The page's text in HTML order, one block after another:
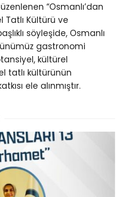
“Osmanlı’dan
Tatlı Kültürü ve
söyleşide, Osmanlı
gastronomi
kültürel
tatlı kültürünün
ele alınmıştır.